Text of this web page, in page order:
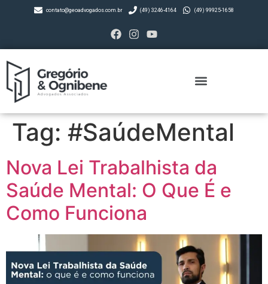
contato@geoadvogados.com.br (49) 3246-4164 (49) 99925-1658
Tag: #SaúdeMental
Nova Lei Trabalhista da
Saúde Mental: O Que É e
Como Funciona